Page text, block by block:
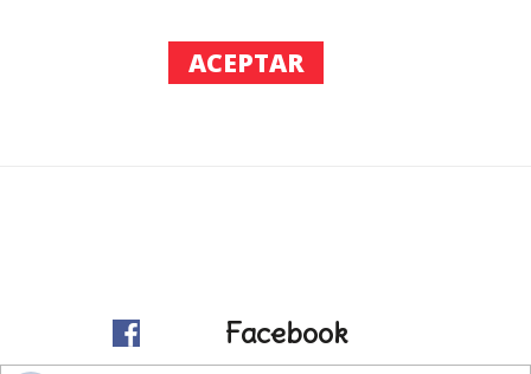
Facebook